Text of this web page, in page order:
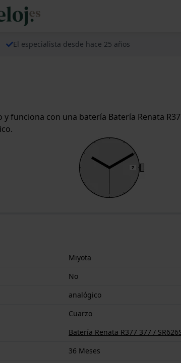
El especialista desde hace 25 años
con una batería Batería Renata
Miyota
No
analógico
Cuarzo
Batería Renata R377 377 /
36 Meses